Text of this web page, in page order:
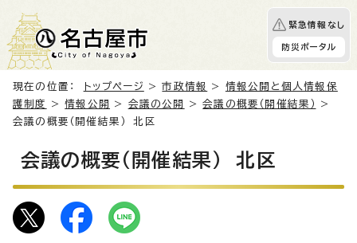
緊急情報なし
防災ポータル
現在の位置： トップページ >市政情報 > 情報公開と個人情報保
護制度
>情報公開 > 会議の公開 >会議の概要（開催結果）
>
会議の概要（開催結果） 北区
会議の概要（開催結果） 北区